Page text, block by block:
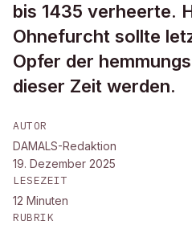
bis 1435 verheerte.
Ohnefurcht sollte
Opfer der
dieser Zeit werden.
AUTOR
DAMALS-Redaktion
19. Dezember 2025
LESEZEIT
12 Minuten
RUBRIK